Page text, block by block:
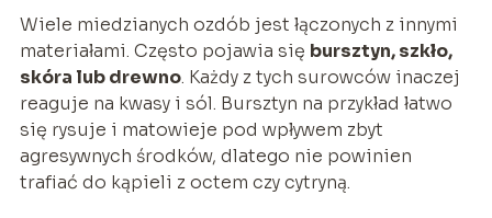
Wiele miedzianych ozdób jest łączonych z innymi
materiałami. Często pojawia się bursztyn, szkło,
skóra lub drewno. Każdy z tych surowców inaczej
reaguje na kwasy i sól. Bursztyn na przykład łatwo
się rysuje i matowieje pod wpływem zbyt
agresywnych środków, dlatego nie powinien
trafiać do kąpieli z octem czy cytryną.